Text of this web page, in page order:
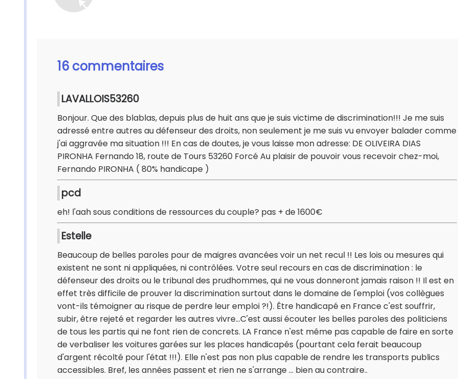
16 commentaires
LAVALLOIS53260
Bonjour. Que des blablas, depuis plus de huit ans que je suis victime de discrimination!!! Je me suis
adressé entre autres au défenseur des droits, non seulement je me suis vu envoyer balader comme
j'ai aggravée ma situation !!! En cas de doutes, je vous laisse mon adresse: DE OLIVEIRA DIAS
PIRONHA Fernando 18, route de Tours 53260 Forcé Au plaisir de pouvoir vous recevoir chez-moi,
Fernando PIRONHA ( 80% handicape )
pcd
eh! l'aah sous conditions de ressources du couple? pas + de 1600€
Estelle
Beaucoup de belles paroles pour de maigres avancées voir un net recul !! Les lois ou mesures qui
existent ne sont ni appliquées, ni contrôlées. Votre seul recours en cas de discrimination : le
défenseur des droits ou le tribunal des prudhommes, qui ne vous donneront jamais raison !! Il est en
effet très difficile de prouver la discrimination surtout dans le domaine de l'emploi (vos collègues
vont-ils témoigner au risque de perdre leur emploi ?!). Être handicapé en France c'est souffrir,
subir, être rejeté et regarder les autres vivre...C'est aussi écouter les belles paroles des politiciens
de tous les partis qui ne font rien de concrets. LA France n'est même pas capable de faire en sorte
de verbaliser les voitures garées sur les places handicapés (pourtant cela ferait beaucoup
d'argent récolté pour l'état !!!). Elle n'est pas non plus capable de rendre les transports publics
accessibles. Bref, les années passent et rien ne s'arrange ... bien au contraire..